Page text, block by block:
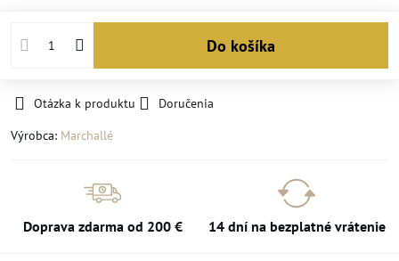
Do košíka
Otázka k produktu
Doručenia
Výrobca: Marchallé
Doprava zdarma od 200 € 14 dní na bezplatné vrátenie